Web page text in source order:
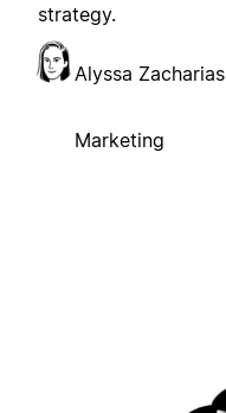
strategy.
Alyssa Zacharias
Marketing